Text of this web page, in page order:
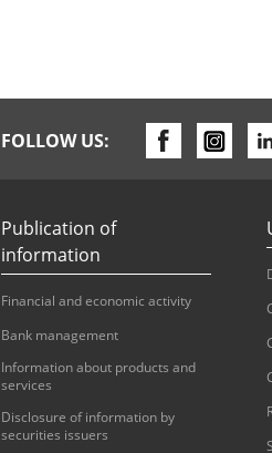
FOLLOW US:
Publication of
information
Financial and economic activity
Bank management
Information about products and
services
Disclosure of information by
securities issuers